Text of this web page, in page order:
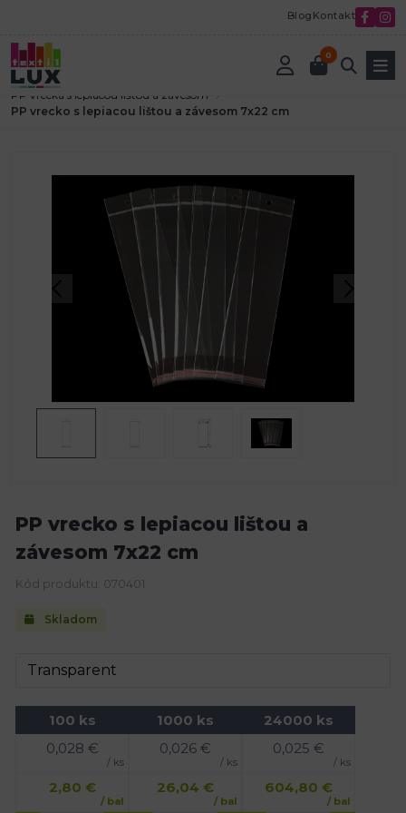
Blog Kontakt
0
Úvod
Vybavenie predajní pre galantériu
PP vrecká s lepiacou lištou a závesom
PP vrecko s lepiacou lištou a závesom 7x22 cm
PP vrecko s lepiacou lištou a
závesom 7x22 cm
Kód produktu: 070401
Skladom
100 ks
0,028 €
/ ks
2,80 €
/ bal
1000 ks
0,026 €
/ ks
26,04 €
/ bal
24000 ks
0,025 €
/ ks
604,80 €
/ bal